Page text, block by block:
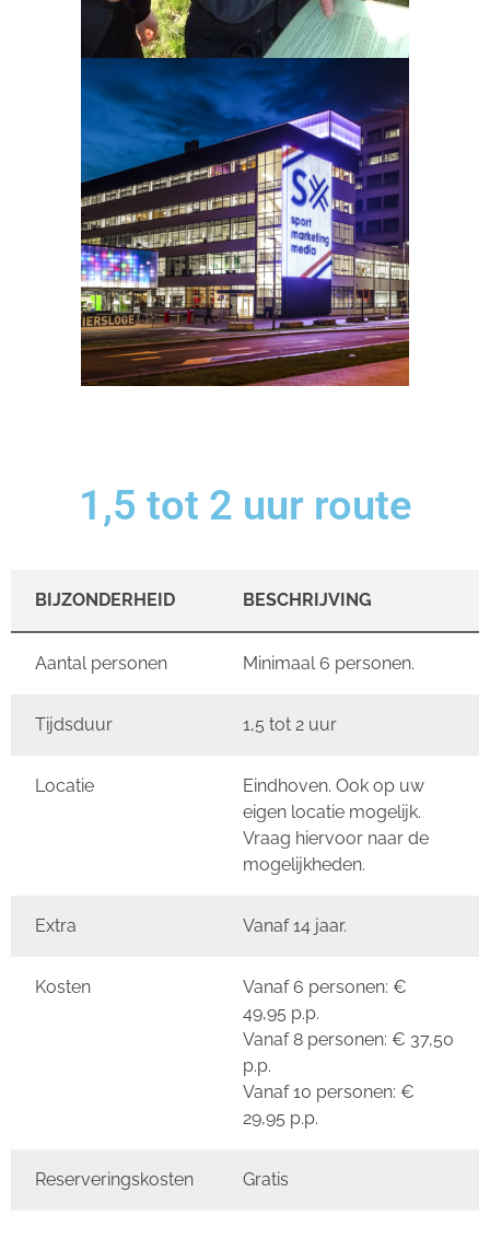
1,5 tot 2 uur route
BIJZONDERHEID BESCHRIJVING
Aantal personen Minimaal 6 personen.
Tijdsduur 1,5 tot 2 uur
Locatie
Eindhoven. Ook op uw
eigen locatie mogelijk.
Vraag hiervoor naar de
mogelijkheden.
Extra Vanaf 14 jaar.
Kosten
Vanaf 6 personen: €
49,95 p.p.
Vanaf 8 personen: € 37,50
p.p.
Vanaf 10 personen: €
29,95 p.p.
Reserveringskosten Gratis